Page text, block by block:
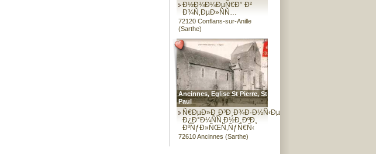
Ð½Ð¾Ð¼ÐµÑ€Ð° Ð²
Ð¾Ñ‚ÐµÐ»ÑÑ…
72120 Conflans-sur-Anille
(Sarthe)
Ancinnes, Eglise St Pierre, St
Paul
Ñ€ÐµÐ»Ð¸Ð³Ð¸Ð¾Ð·Ð½Ñ‹Ðµ
Ð¿Ð°Ð¼ÑÑ‚Ð½Ð¸ÐºÐ¸
ÐºÑƒÐ»ÑŒÑ‚ÑƒÑ€Ñ‹
72610 Ancinnes (Sarthe)